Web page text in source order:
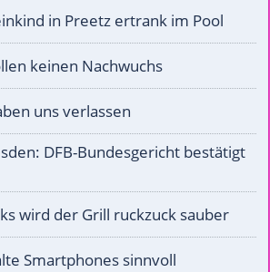
in Preetz ertrank im Pool
keinen Nachwuchs
uns verlassen
DFB-Bundesgericht bestätigt
wird der Grill ruckzuck sauber
Smartphones sinnvoll